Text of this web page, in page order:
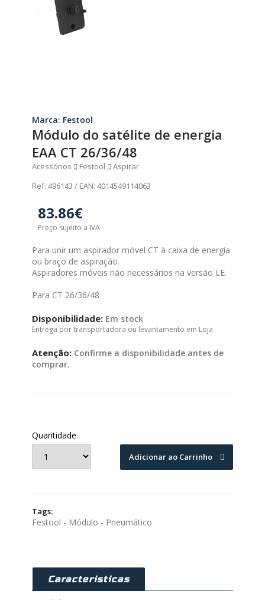
Marca: Festool
Módulo do satélite de energia
EAA CT 26/36/48
Acessórios Festool
Aspirar
Ref: 496143 / EAN: 4014549114063
83.86€
Preço sujeito a IVA
Para unir um aspirador móvel CT à caixa de energia
ou braço de aspiração.
Aspiradores móveis não necessários na versão LE.
Para CT 26/36/48
Disponibilidade: Em stock
Entrega por transportadora ou levantamento em Loja
Atenção: Confirme a disponibilidade antes de
comprar.
Quantidade
Adicionar ao Carrinho
Tags:
Festool - Módulo - Pneumático
Caracteristicas